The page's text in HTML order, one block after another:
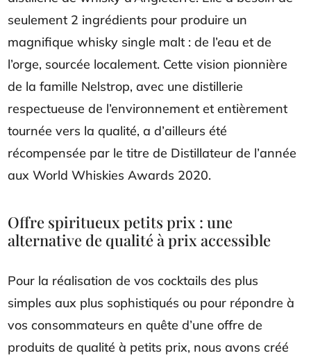
seulement 2 ingrédients pour produire un
magnifique whisky single malt : de l’eau et de
l’orge, sourcée localement. Cette vision pionnière
de la famille Nelstrop, avec une distillerie
respectueuse de l’environnement et entièrement
tournée vers la qualité, a d’ailleurs été
récompensée par le titre de Distillateur de l’année
aux World Whiskies Awards 2020.
Offre spiritueux petits prix : une
alternative de qualité à prix accessible
Pour la réalisation de vos cocktails des plus
simples aux plus sophistiqués ou pour répondre à
vos consommateurs en quête d’une offre de
produits de qualité à petits prix, nous avons créé